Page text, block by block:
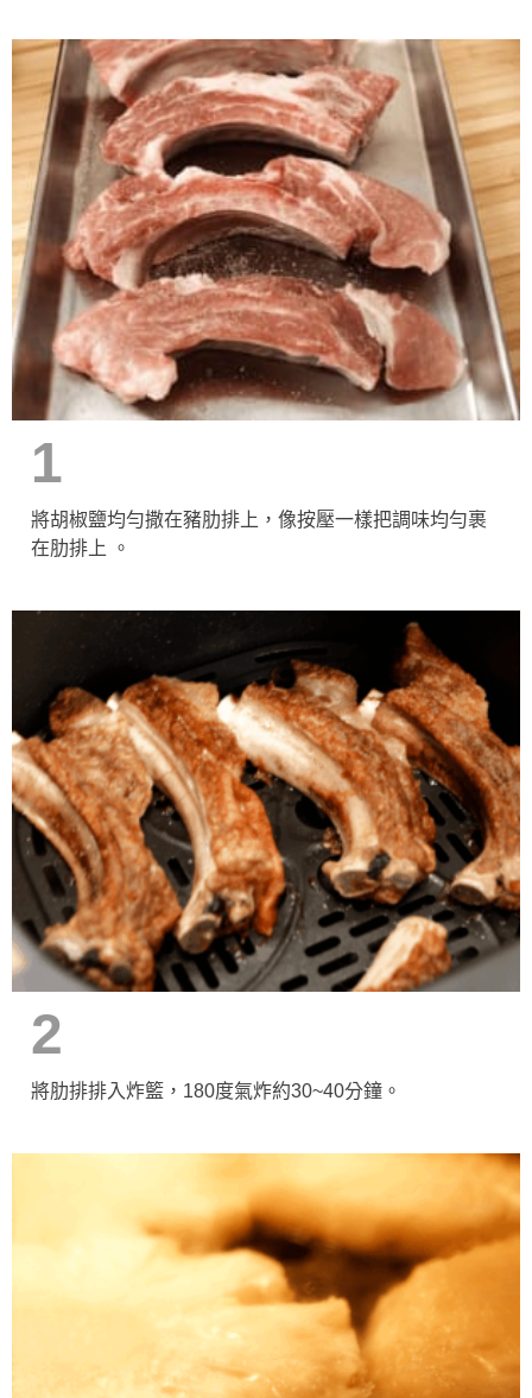
1
將胡椒鹽均勻撒在豬肋排上，像按壓一樣把調味均勻裹
在肋排上 。
2
將肋排排入炸籃，180度氣炸約30~40分鐘。